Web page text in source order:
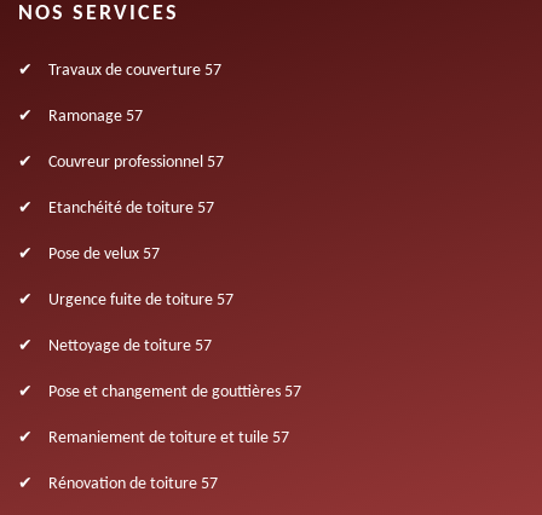
NOS SERVICES
Travaux de couverture 57
Ramonage 57
Couvreur professionnel 57
Etanchéité de toiture 57
Pose de velux 57
Urgence fuite de toiture 57
Nettoyage de toiture 57
Pose et changement de gouttières 57
Remaniement de toiture et tuile 57
Rénovation de toiture 57